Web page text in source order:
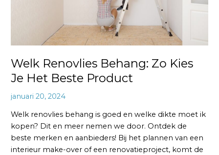
Welk Renovlies Behang: Zo Kies
Je Het Beste Product
januari 20, 2024
Welk renovlies behang is goed en welke dikte moet ik
kopen? Dit en meer nemen we door. Ontdek de
beste merken en aanbieders! Bij het plannen van een
interieur make-over of een renovatieproject, komt de